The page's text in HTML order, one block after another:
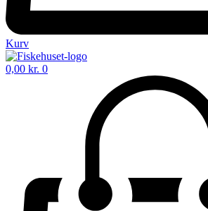
Kurv
0,00 kr. 0